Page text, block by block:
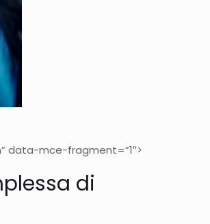
data-mce-fragment=”1″>
di